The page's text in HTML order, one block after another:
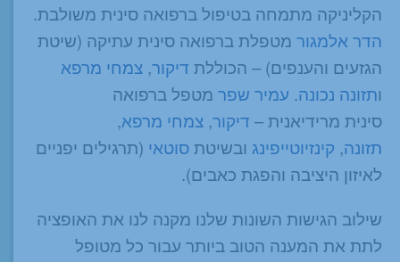
הקליניקה מתמחה בטיפול ברפואה סינית משולבת.
הדר אלמגור מטפלת ברפואה סינית עתיקה (שיטת
הגזעים והענפים) – הכוללת דיקור, צמחי מרפא
ותזונה נכונה. עמיר שפר מטפל ברפואה
סינית מרידיאנית – דיקור, צמחי מרפא,
תזונה, קינזיוטייפינג ובשיטת סוטאי (תרגילים יפניים
לאיזון היציבה והפגת כאבים).
שילוב הגישות השונות שלנו מקנה לנו את האופציה
לתת את המענה הטוב ביותר עבור כל מטופל